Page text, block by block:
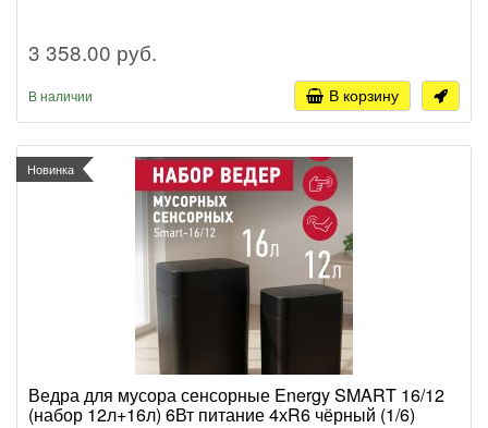
3 358.00 руб.
В наличии В корзину
Новинка
Ведра для мусора сенсорные Energy SMART 16/12
(набор 12л+16л) 6Вт питание 4хR6 чёрный (1/6)